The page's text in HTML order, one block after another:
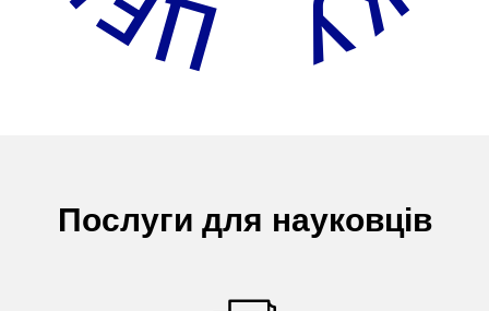
Послуги для науковців